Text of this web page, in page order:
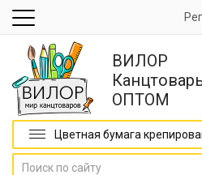
ВИЛОР
ОПТОМ
Цветная бумага